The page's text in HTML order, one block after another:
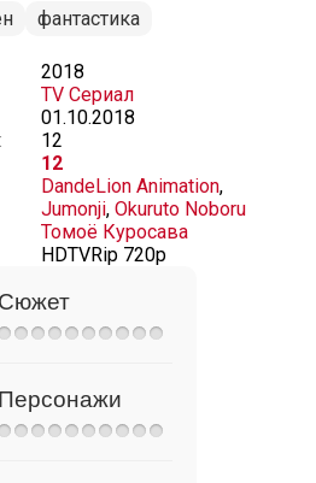
фантастика
2018
TV Сериал
01.10.2018
12
12
DandeLion Animation,
Jumonji, Okuruto Noboru
Томоё Куросава
HDTVRip 720p
Сюжет
Персонажи